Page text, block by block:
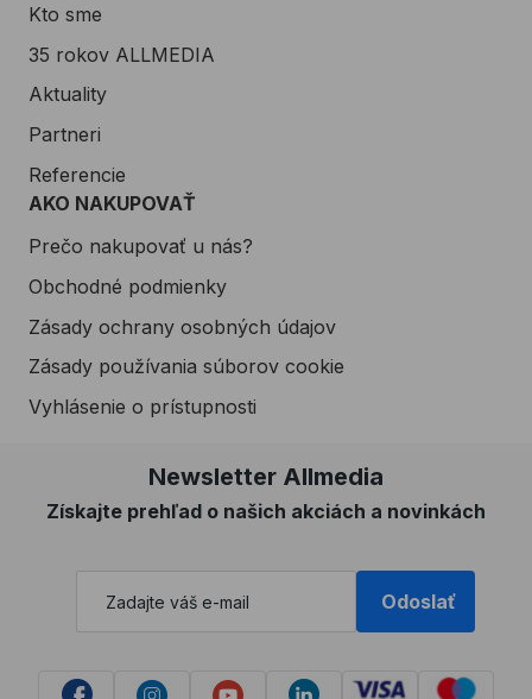
Kto sme
35 rokov ALLMEDIA
Aktuality
Partneri
Referencie
AKO NAKUPOVAŤ
Prečo nakupovať u nás?
Obchodné podmienky
Zásady ochrany osobných údajov
Zásady používania súborov cookie
Vyhlásenie o prístupnosti
Newsletter Allmedia
Získajte prehľad o našich akciách a novinkách
Odoslať